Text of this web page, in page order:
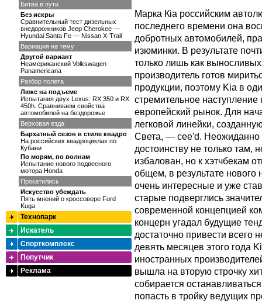
Марка Кia российским
последнего времени она
добротных автомобилей,
изюминки. В результате
только лишь как
производитель готов
продукции, поэтому Kia в
стремительное
европейский рынок. Для
легковой линейки,
Света, — cee'd.
достоинству не только там,
избалован, но к хэтчбекам
общем, в результате нового
очень интересные и уже
старые подверглись
современной концепцией
концерн угадал будущие
достаточно привести всего
девять месяцев этого года
иностранных
вышла на вторую строчку
собирается
попасть в тройку ведущих
Битва в пути
Без искры
Сравнительный тест дизельных
внедорожников Jeep Cherokee —
Hyundai Santa Fe — Nissan X-Trail
Вариация на тему
Другой вариант
Неамериканский Volkswagen
Panаmericana
Разбор полета
Люкс на подъеме
Испытания двух Lexus: RX 350 и RX
450h. Сравниваем свойства
автомобилей на бездорожье
Верховая езда
Бархатный сезон в стиле квадро
На российских квадроциклах по
Кубани
По морям, по волнам
Испытание нового подвесного
мотора Honda
Прокатились
Искусство убеждать
Пять мнений о кроссовере Ford
Kuga
Технопарк
Искатель
Спорткомплекс
Попутчик
Реклама